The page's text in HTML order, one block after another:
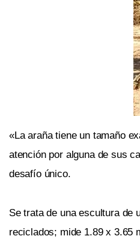
«La araña tiene un tamaño
atención por alguna de sus
desafío único.
Se trata de una escultura de
reciclados; mide 1.89 x 3.65